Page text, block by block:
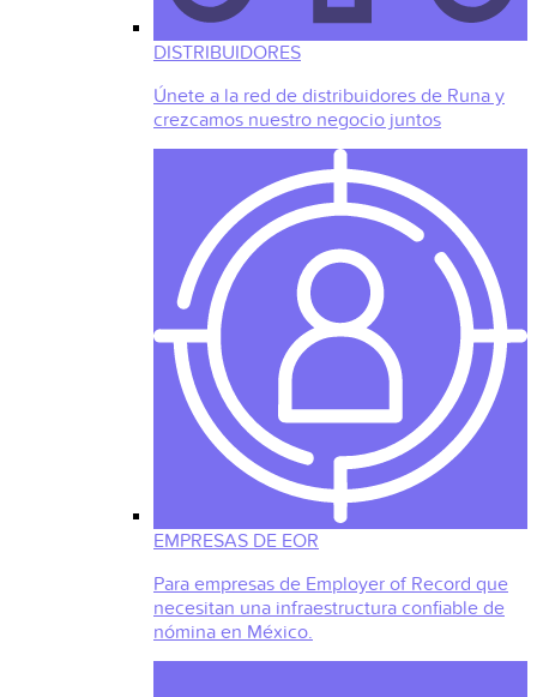
DISTRIBUIDORES
Únete a la red de distribuidores de Runa y
crezcamos nuestro negocio juntos
EMPRESAS DE EOR
Para empresas de Employer of Record que
necesitan una infraestructura confiable de
nómina en México.